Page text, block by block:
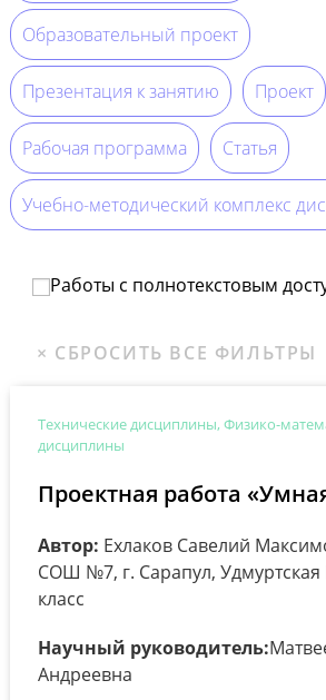
Образовательный проект
Презентация к занятию Проект
Рабочая программа Статья
Учебно-методический комплекс
Работы с полнотекстовым
Технические дисциплины, Физико-
дисциплины
Проектная работа
Автор: Ехлаков Савелий
СОШ №7, г. Сарапул, Удмуртская
класс
Научный руководитель:
Андреевна